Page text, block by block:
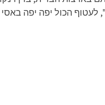
לעטוף הכול יפה יפה